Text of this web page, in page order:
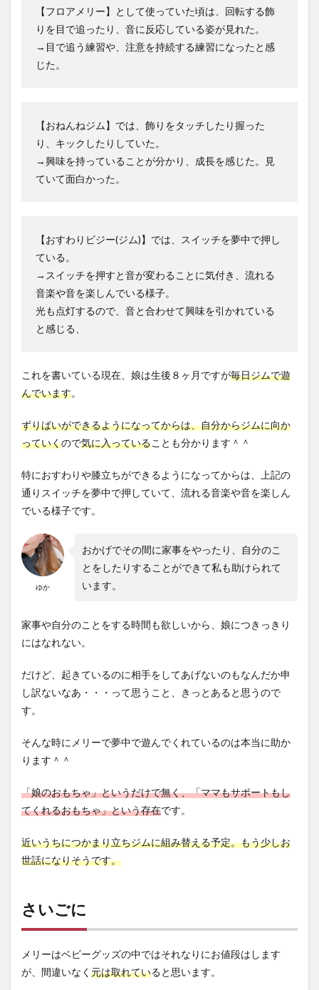
【フロアメリー】として使っていた頃は、回転する飾
りを目で追ったり、音に反応している姿が見れた。
→目で追う練習や、注意を持続する練習になったと感
じた。
【おねんねジム】では、飾りをタッチしたり握った
り、キックしたりしていた。
→興味を持っていることが分かり、成長を感じた。見
ていて面白かった。
【おすわりビジー(ジム)】では、スイッチを夢中で押し
ている。
→スイッチを押すと音が変わることに気付き、流れる
音楽や音を楽しんでいる様子。
光も点灯するので、音と合わせて興味を引かれている
と感じる、
これを書いている現在、娘は生後８ヶ月ですが毎日ジムで遊
んでいます。
ずりばいができるようになってからは、自分からジムに向か
っていくので気に入っていることも分かります＾＾
特におすわりや膝立ちができるようになってからは、上記の
通りスイッチを夢中で押していて、流れる音楽や音を楽しん
でいる様子です。
ゆか
おかげでその間に家事をやったり、自分のこ
とをしたりすることができて私も助けられて
います。
家事や自分のことをする時間も欲しいから、娘につきっきり
にはなれない。
だけど、起きているのに相手をしてあげないのもなんだか申
し訳ないなあ・・・って思うこと、きっとあると思うので
す。
そんな時にメリーで夢中で遊んでくれているのは本当に助か
ります＾＾
「娘のおもちゃ」というだけで無く、「ママもサポートもし
てくれるおもちゃ」という存在です。
近いうちにつかまり立ちジムに組み替える予定。もう少しお
世話になりそうです。
さいごに
メリーはベビーグッズの中ではそれなりにお値段はします
が、間違いなく 元は取れていると思います。